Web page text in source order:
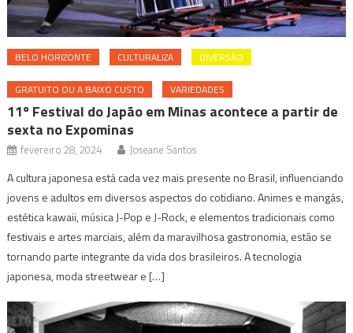
BELO HORIZONTE CULTURALIZA DIVERSÃO
GRATUITO OU A BAIXO CUSTO VARIEDADES
11º Festival do Japão em Minas acontece a partir de
sexta no Expominas
fevereiro 28, 2024 Joseane Santos
A cultura japonesa está cada vez mais presente no Brasil, influenciando
jovens e adultos em diversos aspectos do cotidiano. Animes e mangás,
estética kawaii, música J-Pop e J-Rock, e elementos tradicionais como
festivais e artes marciais, além da maravilhosa gastronomia, estão se
tornando parte integrante da vida dos brasileiros. A tecnologia
japonesa, moda streetwear e […]